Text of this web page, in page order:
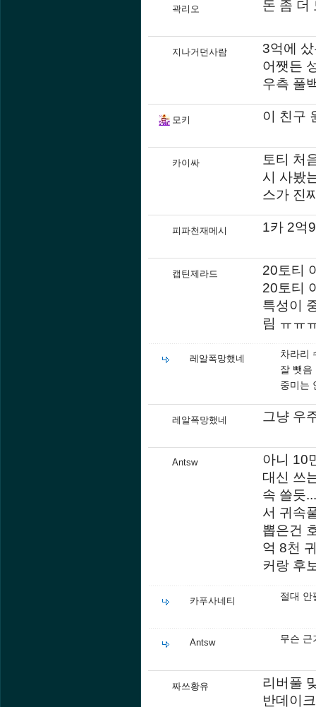
곽리오 돈 좀 더
지나거던사람
3억에
어쨋든
우측 풀
모키 이 친구
카이싸
토티 처
시 사봤
스가 진
피파천재메시 1카 2억
캡틴제라드
20토티
20토티
특성이
림 ㅠㅠ
레알폭망했네
차라리
잘 뺏음
중미는
레알폭망했네 그냥 우
Antsw
아니 10
대신 쓰
속 쓸듯
서 귀속
뽑은건
억 8천
커랑 후
카푸사네티 절대 안
Antsw 무슨 근
짜쓰황유
리버풀
반데이